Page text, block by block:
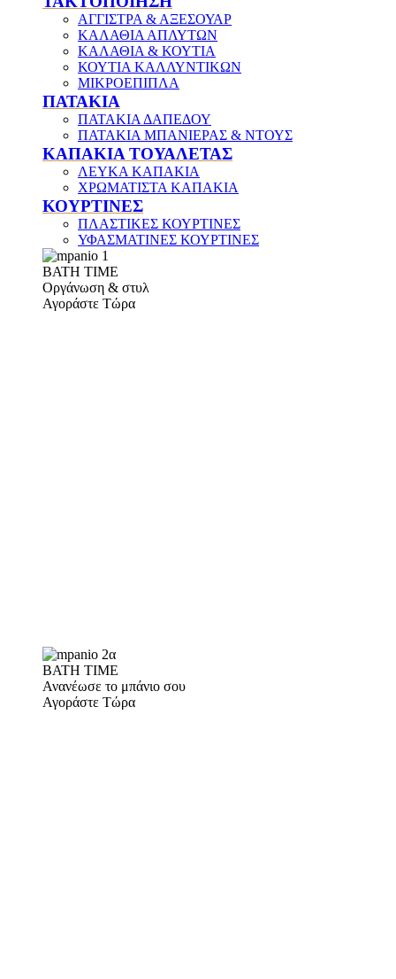
ΑΓΓΙΣΤΡΑ & ΑΞΕΣΟΥΑΡ
ΚΑΛΑΘΙΑ ΑΠΛΥΤΩΝ
ΚΑΛΑΘΙΑ & ΚΟΥΤΙΑ
ΚΟΥΤΙΑ ΚΑΛΛΥΝΤΙΚΩΝ
ΜΙΚΡΟΕΠΙΠΛΑ
ΠΑΤΑΚΙΑ
ΠΑΤΑΚΙΑ ΔΑΠΕΔΟΥ
ΠΑΤΑΚΙΑ ΜΠΑΝΙΕΡΑΣ & ΝΤΟΥΣ
ΚΑΠΑΚΙΑ ΤΟΥΑΛΕΤΑΣ
ΛΕΥΚΑ ΚΑΠΑΚΙΑ
ΧΡΩΜΑΤΙΣΤΑ ΚΑΠΑΚΙΑ
ΚΟΥΡΤΙΝΕΣ
ΠΛΑΣΤΙΚΕΣ ΚΟΥΡΤΙΝΕΣ
ΥΦΑΣΜΑΤΙΝΕΣ ΚΟΥΡΤΙΝΕΣ
ΒΑΤΗ ΤΙΜΕ
Οργάνωση & στυλ
Αγοράστε Τώρα
BATH TIME
Ανανέωσε το μπάνιο σου
Αγοράστε Τώρα